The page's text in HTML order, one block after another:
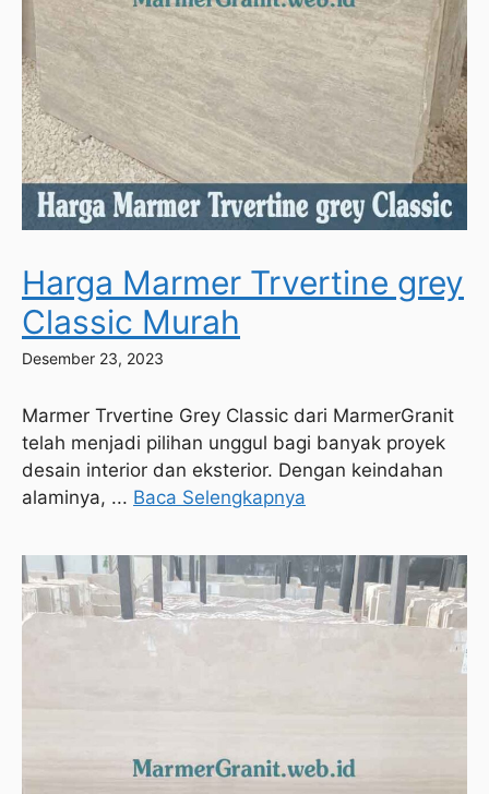
Harga Marmer Trvertine grey
Classic Murah
Desember 23, 2023
Marmer Trvertine Grey Classic dari MarmerGranit
telah menjadi pilihan unggul bagi banyak proyek
desain interior dan eksterior. Dengan keindahan
alaminya, ... Baca Selengkapnya